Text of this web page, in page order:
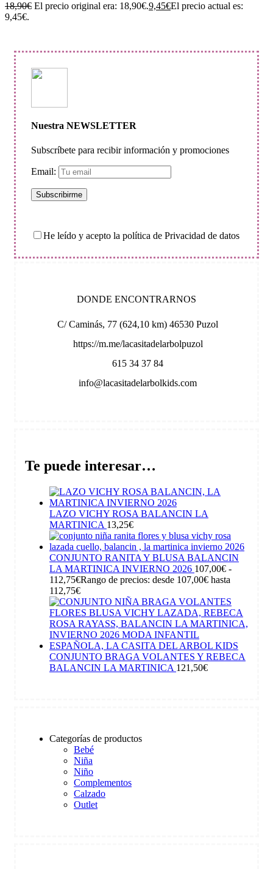
18,90€ El precio original era: 18,90€.9,45€El precio actual es:
9,45€.
Nuestra NEWSLETTER
Subscríbete para recibir información y promociones
Email:
He leído y acepto la política de Privacidad de datos
DONDE ENCONTRARNOS
C/ Caminás, 77 (624,10 km) 46530 Puzol
https://m.me/lacasitadelarbolpuzol
615 34 37 84
info@lacasitadelarbolkids.com
Te puede interesar…
LAZO VICHY ROSA BALANCIN LA
MARTINICA 13,25€
CONJUNTO RANITA Y BLUSA BALANCIN
LA MARTINICA INVIERNO 2026 107,00€ -
112,75€Rango de precios: desde 107,00€ hasta
112,75€
CONJUNTO BRAGA VOLANTES Y REBECA
BALANCIN LA MARTINICA 121,50€
Categorías de productos
Bebé
Niña
Niño
Complementos
Calzado
Outlet